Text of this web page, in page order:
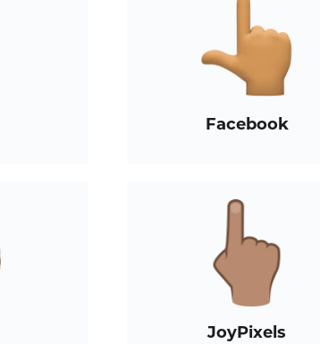
Facebook
JoyPixels